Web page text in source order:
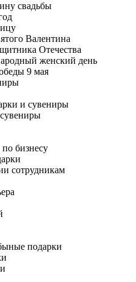
свадьбы
Валентина
Отечества
женский день
9 мая
и сувениры
бизнесу
сотрудникам
подарки